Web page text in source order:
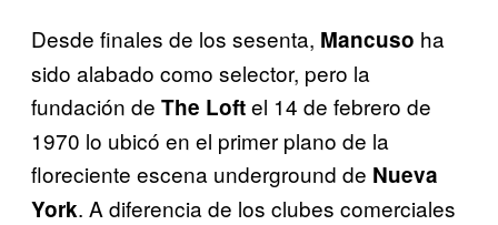
Desde finales de los sesenta, Mancuso ha
sido alabado como selector, pero la
fundación de The Loftel 14 de febrero de
1970 lo ubicó en el primer plano de la
floreciente escena underground de Nueva
York. A diferencia de los clubes comerciales